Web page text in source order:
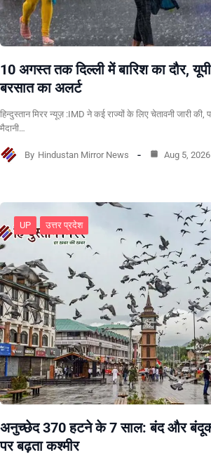
10 अगस्त तक दिल्ली में बारिश का दौर,
बरसात का अलर्ट
हिन्दुस्तान मिरर न्यूज़ :IMD ने कई राज्यों के लिए चेतावनी जारी
मैदानी…
By Hindustan Mirror News Aug 5, 2026
UP उत्तर प्रदेश
अनुच्छेद 370 हटने के 7 साल: बंद और बंदूक
पर बढ़ता कश्मीर